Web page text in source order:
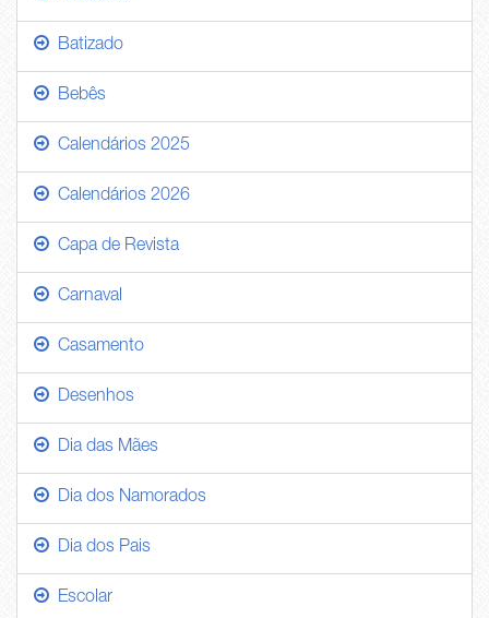
Batizado
Bebês
Calendários 2025
Calendários 2026
Capa de Revista
Carnaval
Casamento
Desenhos
Dia das Mães
Dia dos Namorados
Dia dos Pais
Escolar